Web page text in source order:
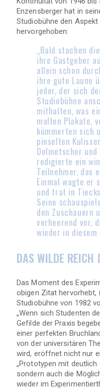
Enzensberger hat in
Studiobühne den
hervorgehoben:
„Bald stachen
ihre Gastgeber
allein schon
ihre gute Laune
jeder, der sich
Studiobühne
mithalten, was
malten Plakate,
kümmerten sich
pinselten
Dolmetscher
redigierte ein
Teilnehmer, das
Einmal wagte er
und trat in Tiecks
Seine
den Zuschauern
verheerend vor,
wieder in diesem
DAS WILDE REICH
Das Moment des
obigen Zitat hervorhebt,
Studiobühne von 1982
„Wenn sich Studenten
Gefilde der Praxis
einer perfekten
von der universitären
wird, eröffnet nicht nur
„Prototypen mit deutlich
sondern auch die
wieder im